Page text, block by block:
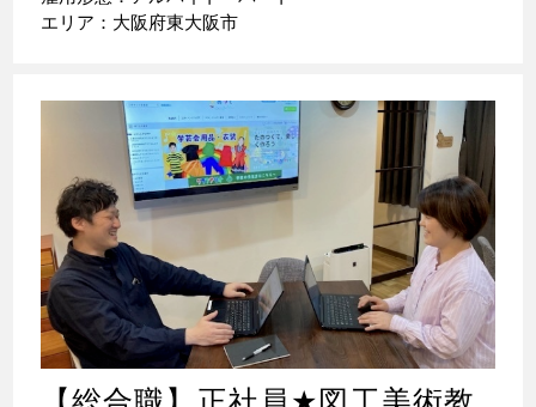
エリア：大阪府東大阪市